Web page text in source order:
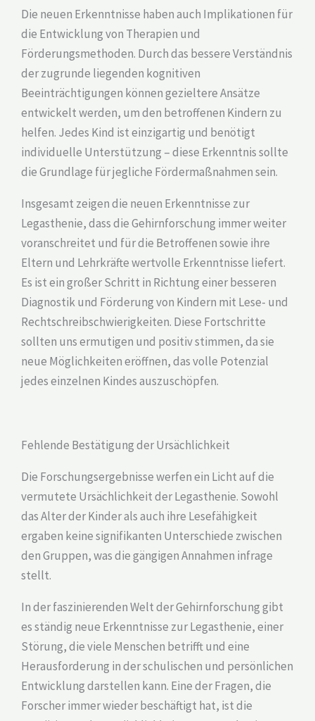
Die neuen Erkenntnisse haben auch Implikationen für
die Entwicklung von Therapien und
Förderungsmethoden. Durch das bessere Verständnis
der zugrunde liegenden kognitiven
Beeinträchtigungen können gezieltere Ansätze
entwickelt werden, um den betroffenen Kindern zu
helfen. Jedes Kind ist einzigartig und benötigt
individuelle Unterstützung – diese Erkenntnis sollte
die Grundlage für jegliche Fördermaßnahmen sein.
Insgesamt zeigen die neuen Erkenntnisse zur
Legasthenie, dass die Gehirnforschung immer weiter
voranschreitet und für die Betroffenen sowie ihre
Eltern und Lehrkräfte wertvolle Erkenntnisse liefert.
Es ist ein großer Schritt in Richtung einer besseren
Diagnostik und Förderung von Kindern mit Lese- und
Rechtschreibschwierigkeiten. Diese Fortschritte
sollten uns ermutigen und positiv stimmen, da sie
neue Möglichkeiten eröffnen, das volle Potenzial
jedes einzelnen Kindes auszuschöpfen.
Fehlende Bestätigung der Ursächlichkeit
Die Forschungsergebnisse werfen ein Licht auf die
vermutete Ursächlichkeit der Legasthenie. Sowohl
das Alter der Kinder als auch ihre Lesefähigkeit
ergaben keine signifikanten Unterschiede zwischen
den Gruppen, was die gängigen Annahmen infrage
stellt.
In der faszinierenden Welt der Gehirnforschung gibt
es ständig neue Erkenntnisse zur Legasthenie, einer
Störung, die viele Menschen betrifft und eine
Herausforderung in der schulischen und persönlichen
Entwicklung darstellen kann. Eine der Fragen, die
Forscher immer wieder beschäftigt hat, ist die